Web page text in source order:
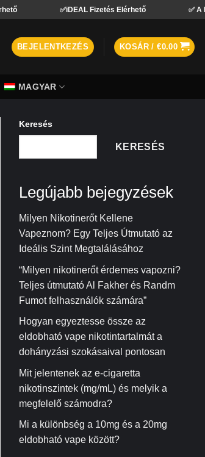
✅iDEAL Fizetés Elérhető ✅ A BLIK fizetési
BEJELENTKEZÉS KOSÁR /€0.00
MAGYAR
Keresés
KERESÉS
Legújabb bejegyzések
Milyen Nikotinerőt Kellene
Vapeznom? Egy Teljes Útmutató az
Ideális Szint Megtalálásához
“Milyen nikotinerőt érdemes vapozni?
Teljes útmutató Al Fakher és Randm
Fumot felhasználók számára”
Hogyan egyeztesse össze az
eldobható vape nikotintartalmát a
dohányzási szokásaival pontosan
Mit jelentenek az e-cigaretta
nikotinszintek (mg/mL) és melyik a
megfelelő számodra?
Mi a különbség a 10mg és a 20mg
eldobható vape között?